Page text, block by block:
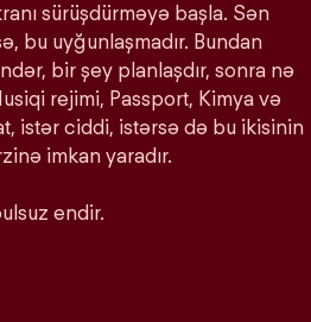
sürüşdürməyə başla. Sən
bu uyğunlaşmadır. Bundan
bir şey planlaşdır, sonra nə
rejimi, Passport, Kimya və
istər ciddi, istərsə də bu ikisinin
imkan yaradır.
endir.